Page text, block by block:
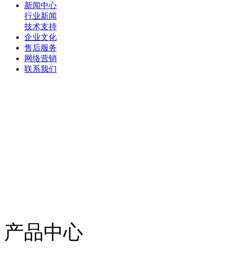
新闻中心
行业新闻
技术支持
企业文化
售后服务
网络营销
联系我们
产品中心